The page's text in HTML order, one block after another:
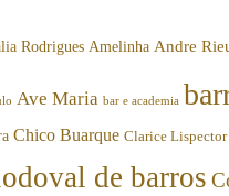
Rodrigues Amelinha Andre
Ave Maria bar e academia
Chico Buarque Clarice Lispector
de barros